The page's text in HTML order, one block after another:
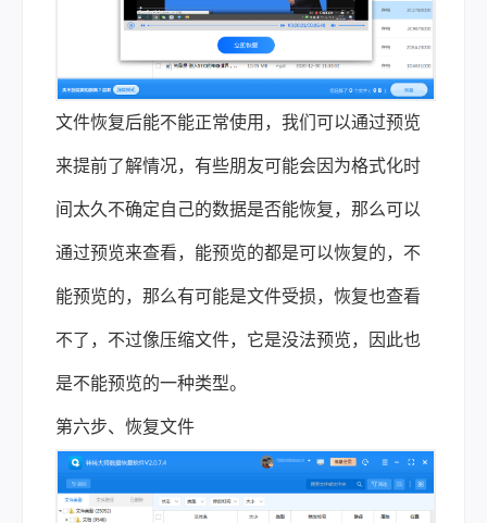
文件恢复后能不能正常使用，我们可以通过预览
来提前了解情况，有些朋友可能会因为格式化时
间太久不确定自己的数据是否能恢复，那么可以
通过预览来查看，能预览的都是可以恢复的，不
能预览的，那么有可能是文件受损，恢复也查看
不了，不过像压缩文件，它是没法预览，因此也
是不能预览的一种类型。
第六步、恢复文件